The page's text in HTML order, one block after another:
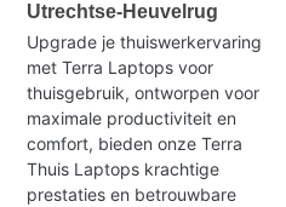
Utrechtse-Heuvelrug
Upgrade je thuiswerkervaring
met Terra Laptops voor
thuisgebruik, ontworpen voor
maximale productiviteit en
comfort, bieden onze Terra
Thuis Laptops krachtige
prestaties en betrouwbare